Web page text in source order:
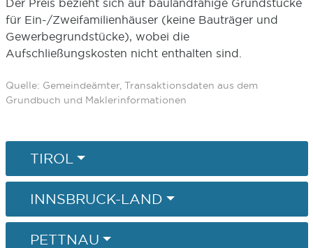
Der Preis bezieht sich auf baulandfähige Grundstücke
für Ein-/Zweifamilienhäuser (keine Bauträger und
Gewerbegrundstücke), wobei die
Aufschließungskosten nicht enthalten sind.
Quelle: Gemeindeämter, Transaktionsdaten aus dem
Grundbuch und Maklerinformationen
TIROL
INNSBRUCK-LAND
PETTNAU